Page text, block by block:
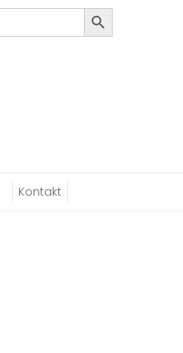
Search Button
Kontakt